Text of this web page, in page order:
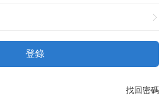
登錄
找回密碼